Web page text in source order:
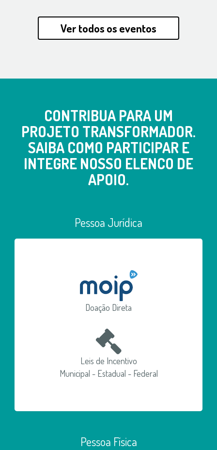
Ver todos os eventos
CONTRIBUA PARA UM
PROJETO TRANSFORMADOR.
SAIBA COMO PARTICIPAR E
INTEGRE NOSSO ELENCO DE
APOIO.
Pessoa Jurídica
Doação Direta
Leis de Incentivo
Municipal - Estadual - Federal
Pessoa Física